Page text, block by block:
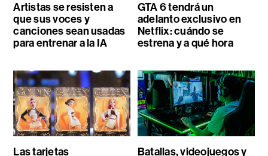
Artistas se resisten a
que sus voces y
canciones sean usadas
para entrenar a la IA
GTA 6 tendrá un
adelanto exclusivo en
Netflix: cuándo se
estrena y a qué hora
Las tarjetas
Batallas, videojuegos y